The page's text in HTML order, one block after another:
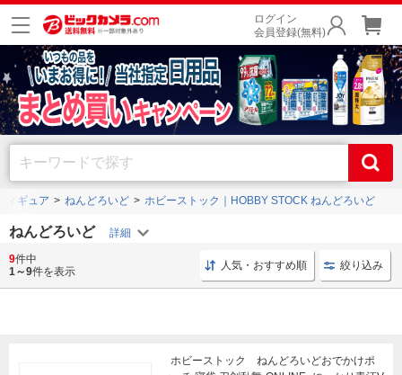
ログイン
会員登録(無料)
ィギュア ねんどろいど ホビーストック｜HOBBY STOCK ねんどろいど
ねんどろいど
フィギュア オプションパーツ ねんどろいど 手作業
9件中
1～9件を表示 人気・おすすめ順 絞り込み
ホビーストック ねんどろいどおでかけポ